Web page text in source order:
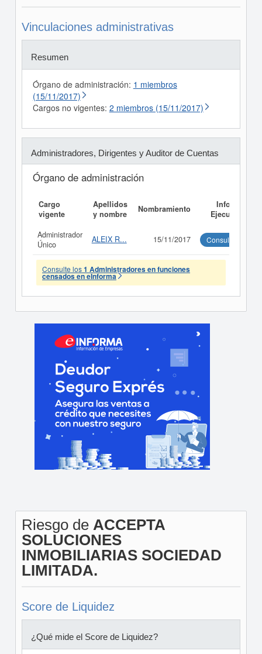
Vinculaciones administrativas
Resumen
Órgano de administración: 1 miembros
(15/11/2017)
Cargos no vigentes: 2 miembros (15/11/2017)
Administradores, Dirigentes y Auditor de Cuentas
Órgano de administración
Cargo
vigente
Apellidos
y nombre
Nombramiento
Informe
Ejecutivo
Administrador
Único
ALEIX R... 15/11/2017 Consultar
Consulte los1 Administradores en funciones
censados en eInforma
Riesgo de ACCEPTA
SOLUCIONES
INMOBILIARIAS SOCIEDAD
LIMITADA.
Score de Liquidez
¿Qué mide el Score de Liquidez?